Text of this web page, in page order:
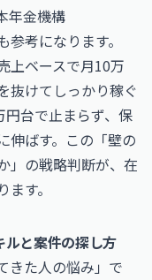
年金機構
参考になります。
上ベースで月10万
抜けてしっかり稼ぐ
台で止まらず、保
伸ばす。この「壁の
」の戦略判断が、在
す。
と案件の探し方
きた人の悩み」で